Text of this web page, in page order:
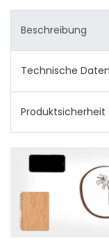
Beschreibung
Technische Daten
Produktsicherheit